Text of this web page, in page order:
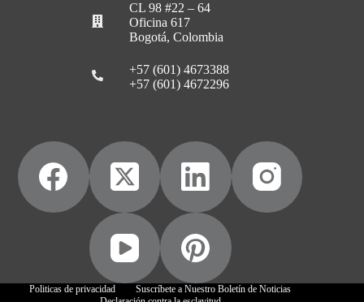
CL 98 #22 – 64
Oficina 617
Bogotá, Colombia
+57 (601) 4673388
+57 (601) 4672296
Politicas de privacidad
Suscríbete a Nuestro Boletín de Noticias